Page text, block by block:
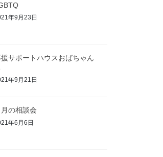
年9月23日
援サポートハウスおばちゃん
年9月21日
月の相談会
年6月6日